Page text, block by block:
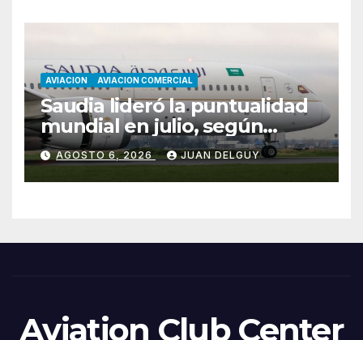
AVIACION AVIACION COMERCIAL
Saudia lideró la puntualidad
mundial en julio, según
Cirium
AGOSTO 6, 2026 JUAN DELGUY
Aviation Club Center